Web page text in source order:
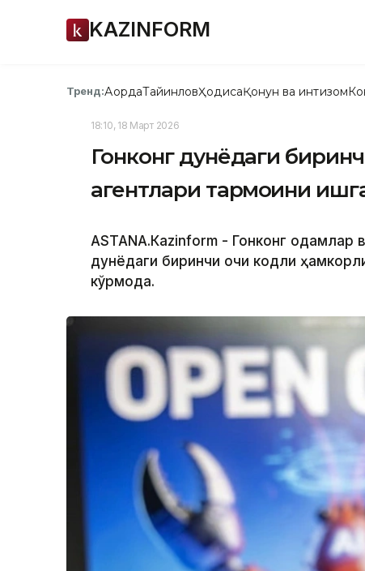
KAZINFORM
Тренд:АқордаТайинловҲодисаҚонун ва интизом
18:10, 18 Март 2026
Гонконг дунёдаги
агентлари тармоғини
АSTANА.Кazinform - Гонконг одамлар
дунёдаги биринчи очиқ кодли
кўрмоқда.